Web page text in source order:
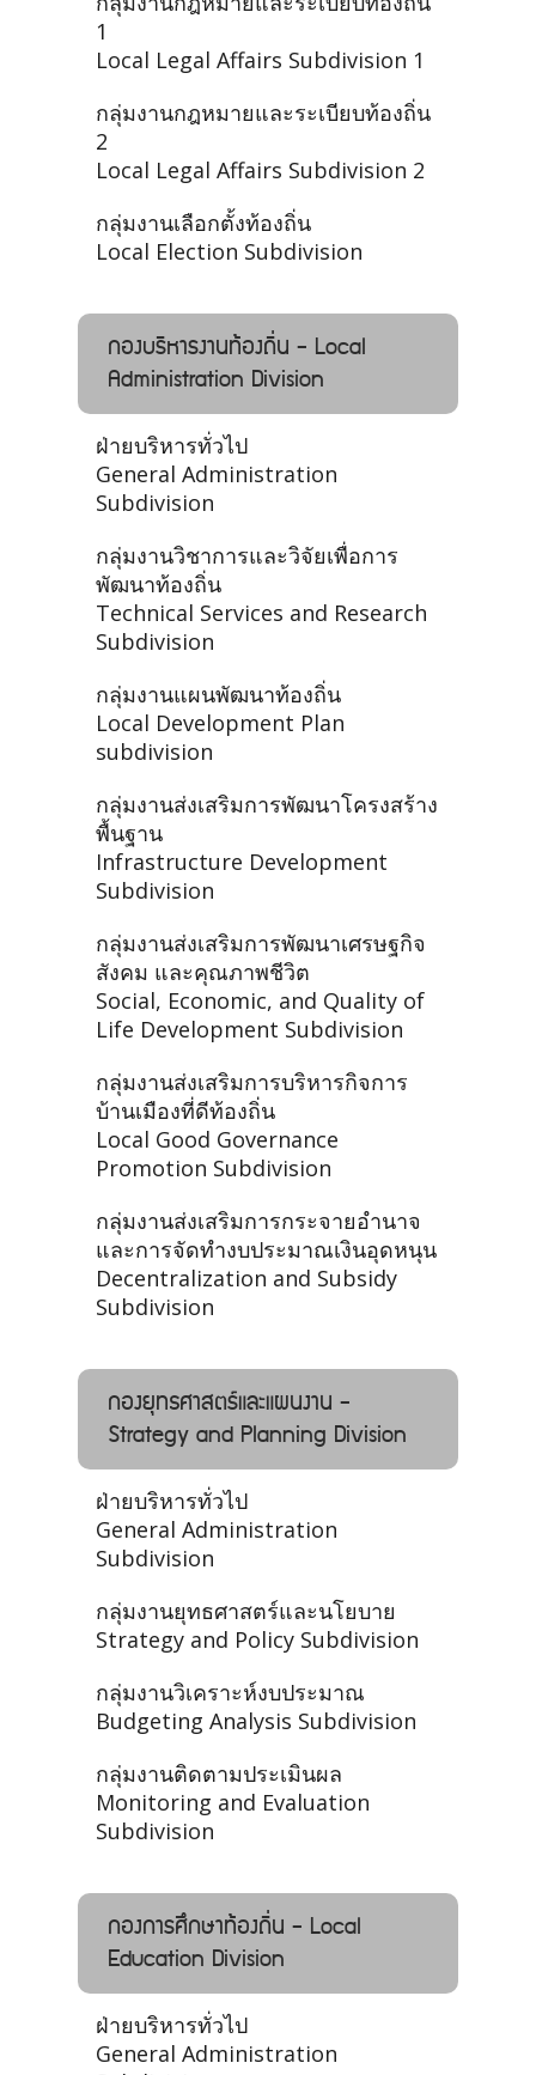
1
Local Legal Affairs Subdivision 1
กลุ่มงานกฎหมายและระเบียบท้องถิ่น
2
Local Legal Affairs Subdivision 2
กลุ่มงานเลือกตั้งท้องถิ่น
Local Election Subdivision
กองบริหารงานท้องถิ่น - Local
Administration Division
ฝ่ายบริหารทั่วไป
General Administration
Subdivision
กลุ่มงานวิชาการและวิจัยเพื่อการ
พัฒนาท้องถิ่น
Technical Services and Research
Subdivision
กลุ่มงานแผนพัฒนาท้องถิ่น
Local Development Plan
subdivision
กลุ่มงานส่งเสริมการพัฒนาโครงสร้าง
พื้นฐาน
Infrastructure Development
Subdivision
กลุ่มงานส่งเสริมการพัฒนาเศรษฐกิจ
สังคม และคุณภาพชีวิต
Social, Economic, and Quality of
Life Development Subdivision
กลุ่มงานส่งเสริมการบริหารกิจการ
บ้านเมืองที่ดีท้องถิ่น
Local Good Governance
Promotion Subdivision
กลุ่มงานส่งเสริมการกระจายอำนาจ
และการจัดทำงบประมาณเงินอุดหนุน
Decentralization and Subsidy
Subdivision
กองยุทธศาสตร์และแผนงาน -
Strategy and Planning Division
ฝ่ายบริหารทั่วไป
General Administration
Subdivision
กลุ่มงานยุทธศาสตร์และนโยบาย
Strategy and Policy Subdivision
กลุ่มงานวิเคราะห์งบประมาณ
Budgeting Analysis Subdivision
กลุ่มงานติดตามประเมินผล
Monitoring and Evaluation
Subdivision
กองการศึกษาท้องถิ่น - Local
Education Division
ฝ่ายบริหารทั่วไป
General Administration